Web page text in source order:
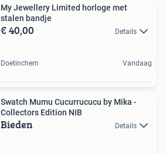
My Jewellery Limited horloge met
stalen bandje
€ 40,00 Details
Doetinchem Vandaag
Swatch Mumu Cucurrucucu by Mika -
Collectors Edition NIB
Bieden Details